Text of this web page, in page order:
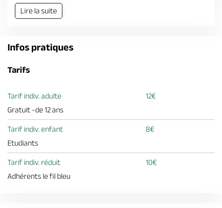
Brochures & Cartes
Lire la suite
Infos pratiques
Tarifs
Tarif indiv. adulte
12€
Gratuit -de 12 ans
Tarif indiv. enfant
8€
Etudiants
Tarif indiv. réduit
10€
Adhérents le fil bleu